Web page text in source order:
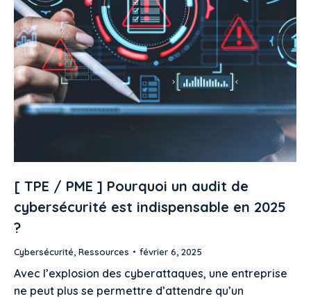
[ TPE / PME ] Pourquoi un audit de
cybersécurité est indispensable en 2025
?
Cybersécurité, Ressources février 6, 2025
Avec l’explosion des cyberattaques, une entreprise
ne peut plus se permettre d’attendre qu’un